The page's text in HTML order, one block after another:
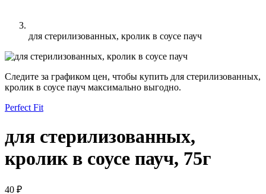
для стерилизованных, кролик в соусе пауч
Следите за графиком цен, чтобы купить для стерилизованных,
кролик в соусе пауч максимально выгодно.
Perfect Fit
для стерилизованных,
кролик в соусе пауч, 75г
40 ₽